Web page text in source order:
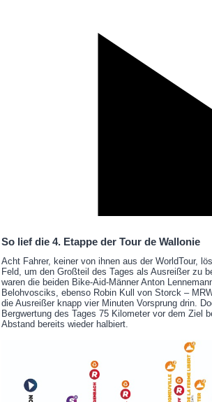
So lief die 4. Etappe der Tour de Wallonie
Acht Fahrer, keiner von ihnen aus der WorldTour,
Feld, um den Großteil des Tages als Ausreißer zu
waren die beiden Bike-Aid-Männer Anton
Belohvosciks, ebenso Robin Kull von Storck –
die Ausreißer knapp vier Minuten Vorsprung drin.
Bergwertung des Tages 75 Kilometer vor dem Ziel
Abstand bereits wieder halbiert.